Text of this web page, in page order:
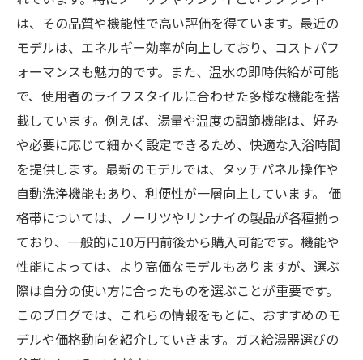
は、その品質や機能性で高い評価を得ています。最近の
モデルは、エネルギー効率が向上しており、コストパフ
ォーマンスも魅力的です。また、温水の即時供給が可能
で、使用者のライフスタイルに合わせた多様な機能を搭
載しています。例えば、湯量や温度の調節機能は、好み
や必要に応じて細かく設定できるため、快適な入浴時間
を提供します。最新のモデルでは、タッチパネル操作や
自動洗浄機能もあり、利便性が一層向上しています。 価
格帯については、ノーリツやリンナイの製品が各種揃っ
ており、一般的に10万円前後から購入可能です。機能や
性能によっては、より高価なモデルもありますが、選ぶ
際は自分の使い方に合ったものを選ぶことが重要です。
このブログでは、これらの情報をもとに、おすすめのモ
デルや価格動向を紹介していきます。ガス給湯器選びの